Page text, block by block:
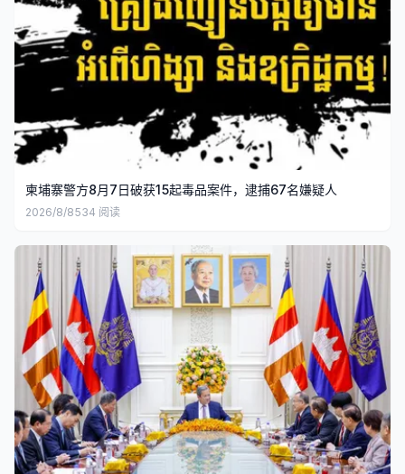
柬埔寨警方8月7日破获15起毒品案件，逮捕67名嫌疑人
2026/8/8534 阅读